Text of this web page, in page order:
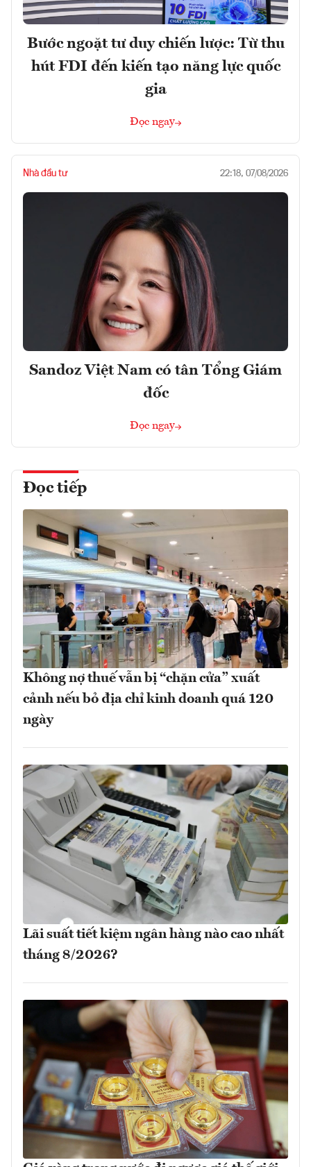
Bước ngoặt tư duy chiến lược: Từ thu
hút FDI đến kiến tạo năng lực quốc
gia
Đọc ngay
Nhà đầu tư 22:18, 07/08/2026
Sandoz Việt Nam có tân Tổng Giám
đốc
Đọc ngay
Đọc tiếp
Không nợ thuế vẫn bị “chặn cửa” xuất
cảnh nếu bỏ địa chỉ kinh doanh quá 120
ngày
Lãi suất tiết kiệm ngân hàng nào cao nhất
tháng 8/2026?